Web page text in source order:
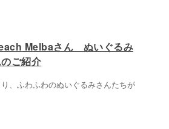
Melbaさん ぬいぐるみ
ご紹介
、ふわふわのぬいぐるみさんたちが